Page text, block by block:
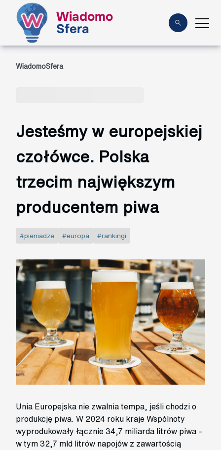
Wiadomo
Sfera
WiadomoSfera
Jesteśmy w europejskiej
czołówce. Polska
trzecim największym
producentem piwa
#pieniadze #europa #rankingi
Unia Europejska nie zwalnia tempa, jeśli chodzi o
produkcję piwa. W 2024 roku kraje Wspólnoty
wyprodukowały łącznie 34,7 miliarda litrów piwa –
w tym 32,7 mld litrów napojów z zawartością